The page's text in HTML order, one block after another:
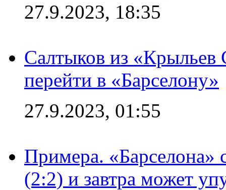
27.9.2023, 18:35
Салтыков из «Крыльев
перейти в «Барселону»
27.9.2023, 01:55
Примера. «Барселона»
(2:2) и завтра может